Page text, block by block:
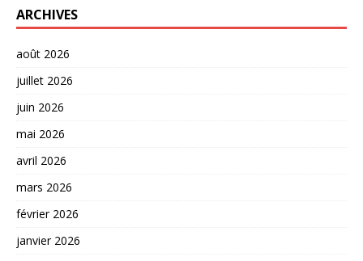
ARCHIVES
août 2026
juillet 2026
juin 2026
mai 2026
avril 2026
mars 2026
février 2026
janvier 2026